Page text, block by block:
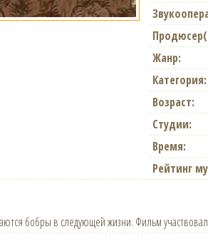
Жанр:
Категория:
Возраст:
Студии:
Время:
Рейтинг
бобры в следующей жизни. Фильм